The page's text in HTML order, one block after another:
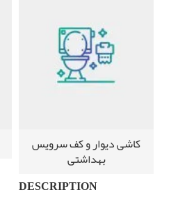
کاشی دیوار و کف سرویس
بهداشتی
DESCRIPTION